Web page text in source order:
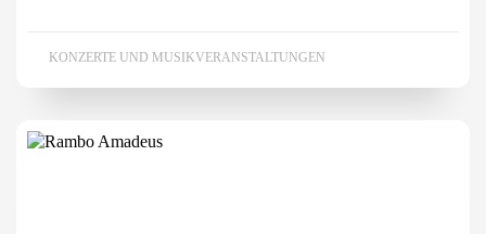
KONZERTE UND MUSIKVERANSTALTUNGEN